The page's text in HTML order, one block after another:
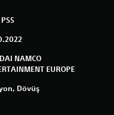
NAMCO
EUROPE
Dövüş